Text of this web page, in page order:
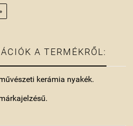
A TERMÉKRŐL:
kerámia nyakék.